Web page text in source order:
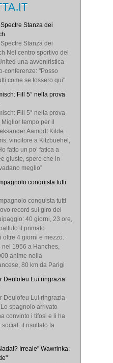
Stanza dei
Stanza dei
Nel centro sportivo del
una avveniristica
conferenze: "Posso
come se fossero qui"
Fill 5° nella prova
Fill 5° nella prova
tempo per il
Aamodt Kilde
vincitore a Kitzbuehel,
fatto un po’ fatica a
giuste, spero che in
meglio”
conquista tutti
conquista tutti
record sul giro del
40 giorni, 23 ore,
il primato
oltre 4 giorni e mezzo.
nel 1956 a Hanches,
anime nella
80 km da Parigi
Deulofeu Lui ringrazia
Deulofeu Lui ringrazia
spagnolo arrivato
convinto i tifosi e li ha
social: il risultato fa
Irreale" Wawrinka: